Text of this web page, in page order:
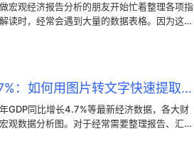
宏观经济报告分析的朋友开始忙着整理各项指
读时，经常会遇到大量的数据表格。因为这些
转文字的办法，可以快速把这些数据提取出
上半年GDP同比增长4.7%：如何用图片转文字快速提取图表数据
GDP同比增长4.7%等最新经济数据，各大财
观数据分析图。对于经常需要整理报告、汇总
麻的数据和结论文字弄到自己的分析文档里，